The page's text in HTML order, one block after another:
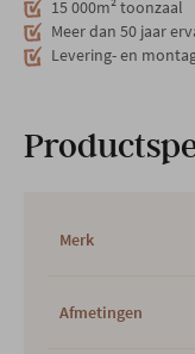
15 000m² toonzaal
Meer dan 50 jaar
Levering- en
Merk
Afmetingen